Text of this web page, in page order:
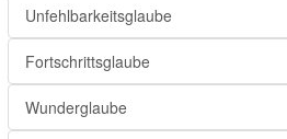
Unfehlbarkeitsglaube
Fortschrittsglaube
Wunderglaube